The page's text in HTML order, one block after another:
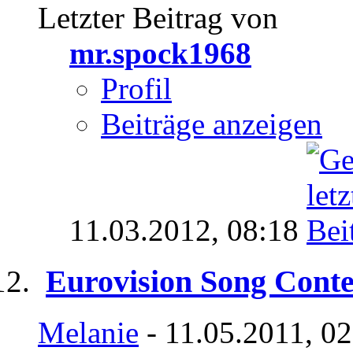
Letzter Beitrag von
mr.spock1968
Profil
Beiträge anzeigen
11.03.2012, 08:18
Eurovision Song
Melanie - 11.05.2011,